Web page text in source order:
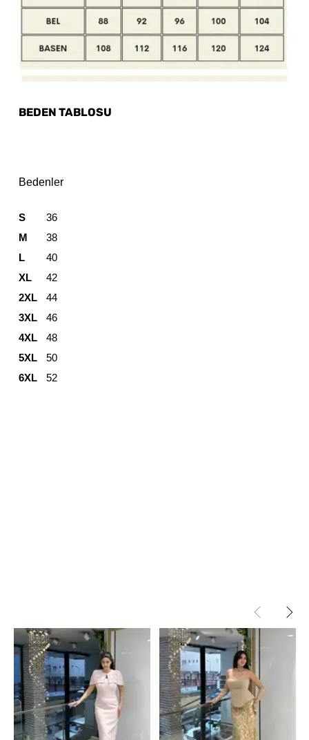
BEDEN TABLOSU
Bedenler
S
36
M
38
L
40
XL
42
2XL
44
3XL
46
4XL
48
5XL
50
6XL
52